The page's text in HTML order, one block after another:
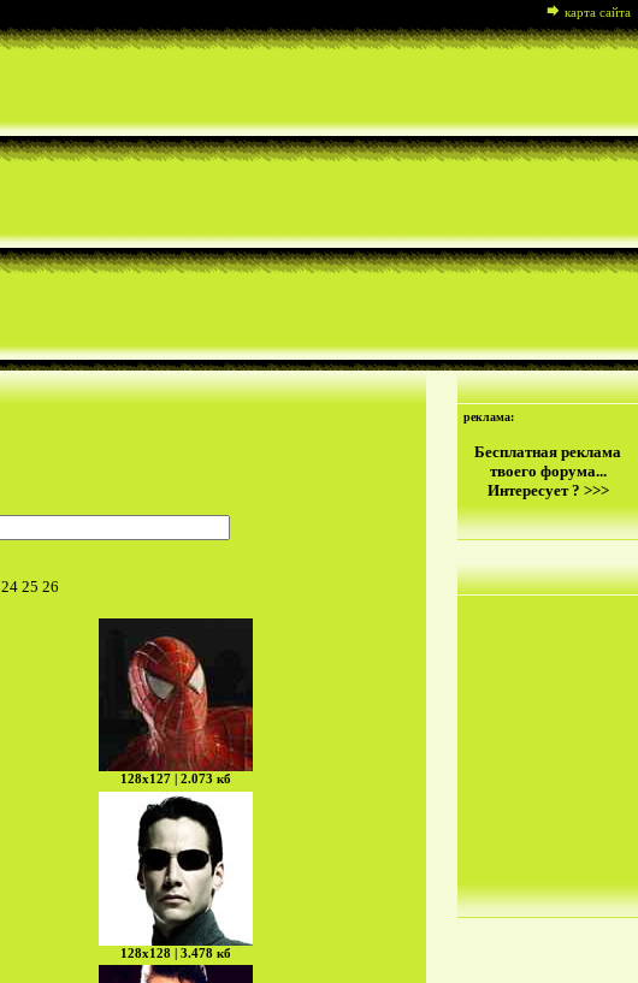
карта сайта
24 25 26
128х127 | 2.073 кб
128х128 | 3.478 кб
реклама:
Бесплатная реклама
твоего форума...
Интересует ? >>>